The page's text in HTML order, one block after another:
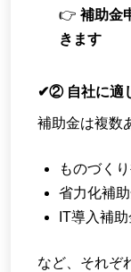
👉 補助金
きます
✔② 自社に適
補助金は複数
ものづく
省力化補
IT導入補助
など、それぞ